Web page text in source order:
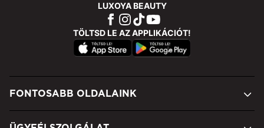
LUXOYA BEAUTY
TÖLTSD LE AZ APPLIKÁCIÓT!
FONTOSABB OLDALAINK